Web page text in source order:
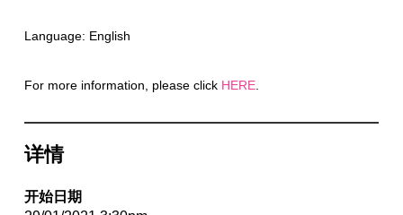
Language: English
For more information, please click HERE.
详情
开始日期